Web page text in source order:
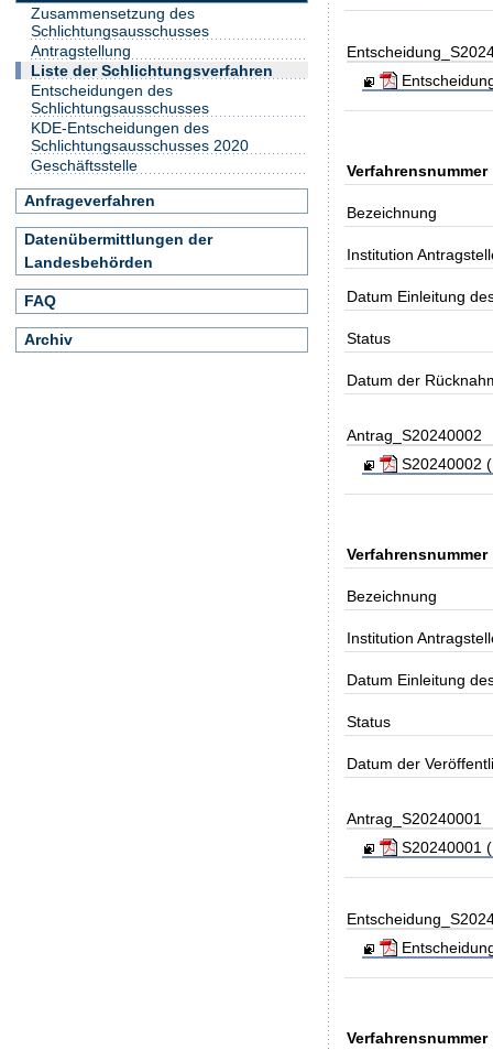
Verfahrensnummer
Bezeichnung
Institution
Datum Einleitung
Status
Datum der
Antrag_S20240002
S20240002
Verfahrensnummer
Bezeichnung
Institution
Datum Einleitung
Status
Datum der
Antrag_S20240001
S20240001
Verfahrensnummer
Zusammensetzung des
Schlichtungsausschusses
Antragstellung
Liste der Schlichtungsverfahren
Entscheidungen des
Schlichtungsausschusses
KDE-Entscheidungen des
Schlichtungsausschusses 2020
Geschäftsstelle
Anfrageverfahren
Datenübermittlungen der
Landesbehörden
FAQ
Archiv